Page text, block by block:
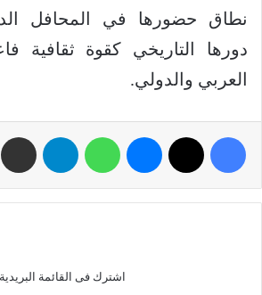
نطاق حضورها في المحافل
دورها التاريخي كقوة ثقافية
العربي والدولي.
اشترك فى القائمة البريدية